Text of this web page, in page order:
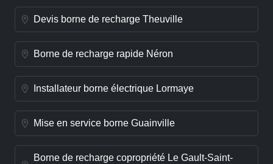
Devis borne de recharge Theuville
Borne de recharge rapide Néron
Installateur borne électrique Lormaye
Mise en service borne Guainville
Borne de recharge copropriété Le Gault-Saint-